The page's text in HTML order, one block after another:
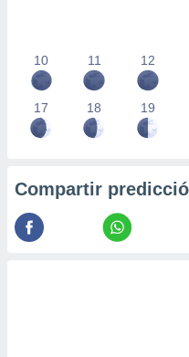
10 11 12
17 18 19
Compartir